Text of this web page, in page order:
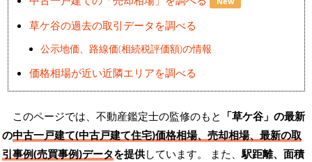
草ケ谷の過去の取引データを調べる
公示地価、路線価(相続税評価額)の情報
価格相場が近い近隣エリアを調べる
このページでは、不動産鑑定士の監修のもと 「草ケ谷」の最新
の中古一戸建て(中古戸建て住宅)価格相場、売却相場、最新の取
引事例(売買事例)データを提供しています。 また、駅距離、面積